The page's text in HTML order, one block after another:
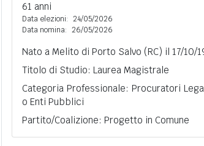
61 anni
Data elezioni: 24/05/2026
Data nomina: 26/05/2026
Nato a Melito di Porto Salvo (RC) il 17/10/
Titolo di Studio: Laurea Magistrale
Categoria Professionale: Procuratori
o Enti Pubblici
Partito/Coalizione: Progetto in Comune